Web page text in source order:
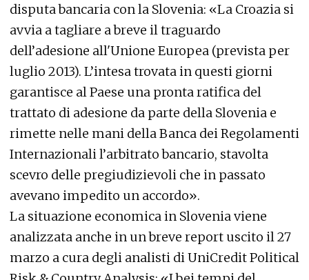
disputa bancaria con la Slovenia: «La Croazia si
avvia a tagliare a breve il traguardo
dell’adesione all'Unione Europea (prevista per
luglio 2013). L’intesa trovata in questi giorni
garantisce al Paese una pronta ratifica del
trattato di adesione da parte della Slovenia e
rimette nelle mani della Banca dei Regolamenti
Internazionali l’arbitrato bancario, stavolta
scevro delle pregiudizievoli che in passato
avevano impedito un accordo».
La situazione economica in Slovenia viene
analizzata anche in un breve report uscito il 27
marzo a cura degli analisti di UniCredit Political